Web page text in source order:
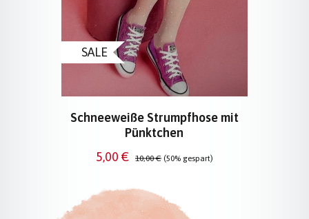
SALE
Schneeweiße Strumpfhose mit
Pünktchen
Verkaufspreis:
5,00 € Regulärer Preis:
10,00 € (50% gespart)